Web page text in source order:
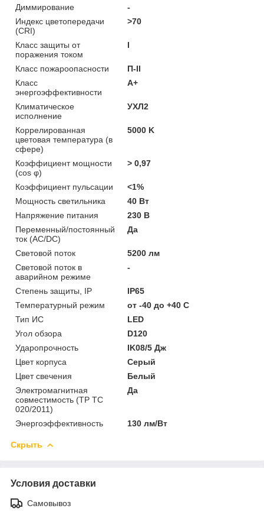
Диммирование
-
Индекс цветопередачи
(CRI)
>70
Класс защиты от
поражения током
I
Класс пожароопасности
П-ІІ
Класс
энергоэффективности
A+
Климатическое
исполнение
УХЛ2
Коррелированная
цветовая температура (в
сфере)
5000 K
Коэффициент мощности
(cos φ)
> 0,97
Коэффициент пульсации
<1%
Мощность светильника
40 Вт
Напряжение питания
230 В
Переменный/постоянный
ток (AC/DC)
Да
Световой поток
5200 лм
Световой поток в
аварийном режиме
-
Степень защиты, IP
IP65
Температурный режим
от -40 до +40 C
Тип ИС
LED
Угол обзора
D120
Ударопрочность
IK08/5 Дж
Цвет корпуса
Серый
Цвет свечения
Белый
Электромагнитная
совместимость (ТР ТС
020/2011)
Да
Энергоэффективность 130 лм/Вт
Скрыть
Условия доставки
Самовывоз